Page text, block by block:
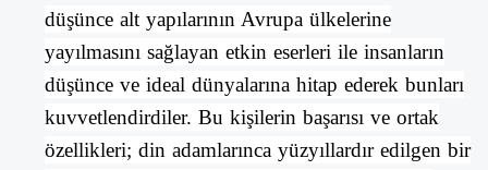
düşünce alt yapılarının Avrupaülkelerine
yayılmasını sağlayan etkin eserleri ile insanların
düşünce ve ideal dünyalarına hitap ederek bunları
kuvvetlendirdiler. Bu kişilerin başarısı ve ortak
özellikleri; din adamlarınca yüzyıllardır edilgen bir